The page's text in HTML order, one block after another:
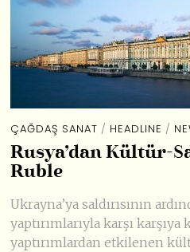
ÇAĞDAŞ SANAT / HEADLINE /
Rusya’dan Kültür-
Ruble
Ukrayna’ya saldırısının
yaptırımlarıyla karşı
yaptırımlardan etkilenen